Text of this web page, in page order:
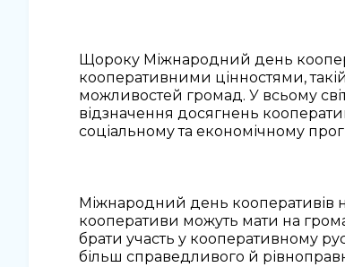
Щороку Міжнародний день
кооперативними цінностями,
можливостей громад. У всьому
відзначення досягнень
соціальному та економічному
Міжнародний день кооперативів
кооперативи можуть мати на
брати участь у кооперативному
більш справедливого й